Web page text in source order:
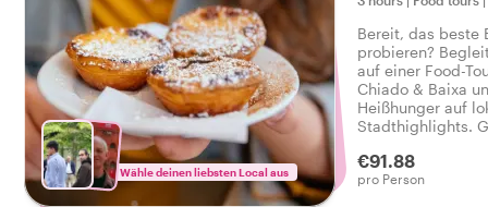
Wähle deinen liebsten Local aus
Bereit, das beste
probieren?
auf einer Food-
Chiado & Baixa
Heißhunger auf
Stadthighlights.
reichen, sowie
schmackhaften
€91.88
pro Person